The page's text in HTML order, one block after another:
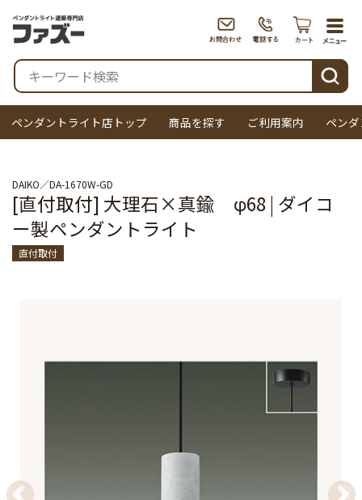
検索
ペンダントライト店トップ 商品を探す ご利用案内 ペン
DAIKO DA-1670W-GD
[直付取付] 大理石×真鍮 φ68 | ダイコ
ー製ペンダントライト
直付取付